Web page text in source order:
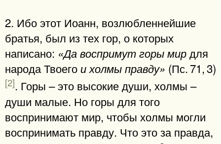
2. Ибо этот Иоанн, возлюбленнейшие
братья, был из тех гор, о которых
написано: «Да воспримут горы мирдля
народа Твоего и холмы правду» (Пс. 71, 3)
[2]. Горы – это высокие души, холмы –
души малые. Но горы для того
воспринимают мир, чтобы холмы могли
воспринимать правду. Что это за правда,